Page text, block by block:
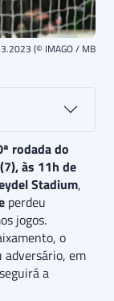
(© IMAGO / MB
rodada do
às 11h de
Stadium,
perdeu
jogos.
o
adversário, em
a